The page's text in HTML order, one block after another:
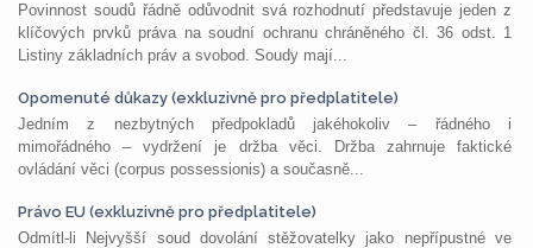
Povinnost soudů řádně odůvodnit svá rozhodnutí představuje jeden z
klíčových prvků práva na soudní ochranu chráněného čl. 36 odst. 1
Listiny základních práv a svobod. Soudy mají...
Opomenuté důkazy (exkluzivně pro předplatitele)
Jedním z nezbytných předpokladů jakéhokoliv – řádného i
mimořádného – vydržení je držba věci. Držba zahrnuje faktické
ovládání věci (corpus possessionis) a současně...
Právo EU (exkluzivně pro předplatitele)
Odmítl-li Nejvyšší soud dovolání stěžovatelky jako nepřípustné ve